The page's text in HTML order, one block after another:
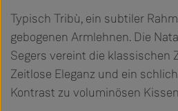
Typisch Tribù, ein subtiler
gebogenen Armlehnen. Die
Segers vereint die klassischen
Zeitlose Eleganz und ein
Kontrast zu voluminösen